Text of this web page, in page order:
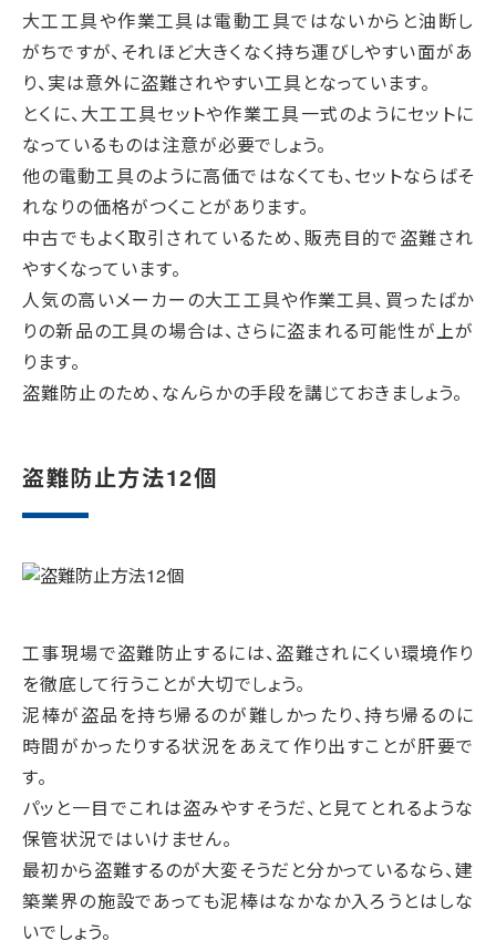
大工工具や作業工具は電動工具ではないからと油断し
がちですが、それほど大きくなく持ち運びしやすい面があ
り、実は意外に盗難されやすい工具となっています。
とくに、大工工具セットや作業工具一式のようにセットに
なっているものは注意が必要でしょう。
他の電動工具のように高価ではなくても、セットならばそ
れなりの価格がつくことがあります。
中古でもよく取引されているため、販売目的で盗難され
やすくなっています。
人気の高いメーカーの大工工具や作業工具、買ったばか
りの新品の工具の場合は、さらに盗まれる可能性が上が
ります。
盗難防止のため、なんらかの手段を講じておきましょう。
盗難防止方法12個
工事現場で盗難防止するには、盗難されにくい環境作り
を徹底して行うことが大切でしょう。
泥棒が盗品を持ち帰るのが難しかったり、持ち帰るのに
時間がかったりする状況をあえて作り出すことが肝要で
す。
パッと一目でこれは盗みやすそうだ、と見てとれるような
保管状況ではいけません。
最初から盗難するのが大変そうだと分かっているなら、建
築業界の施設であっても泥棒はなかなか入ろうとはしな
いでしょう。